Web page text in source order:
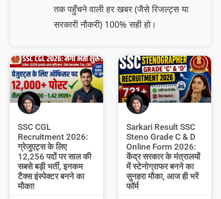
तक पहुँचने वाली हर खबर (जैसे रिजल्ट्स या
सरकारी नौकरी) 100% सही हो।
SSC CGL
Recruitment 2026:
ग्रेजुएट्स के लिए
12,256 पदों पर साल की
सबसे बड़ी भर्ती, इनकम
टैक्स इंस्पेक्टर बनने का
मौका!
Sarkari Result SSC
Steno Grade C & D
Online Form 2026:
केंद्र सरकार के मंत्रालयों
में स्टेनोग्राफर बनने का
सुनहरा मौका, आज ही भरें
फॉर्म